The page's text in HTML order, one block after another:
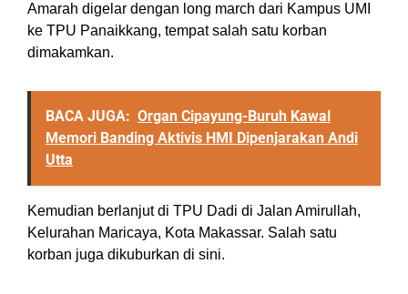
Amarah digelar dengan long march dari Kampus UMI
ke TPU Panaikkang, tempat salah satu korban
dimakamkan.
BACA JUGA: Organ Cipayung-Buruh Kawal
Memori Banding Aktivis HMI Dipenjarakan Andi
Utta
Kemudian berlanjut di TPU Dadi di Jalan Amirullah,
Kelurahan Maricaya, Kota Makassar. Salah satu
korban juga dikuburkan di sini.